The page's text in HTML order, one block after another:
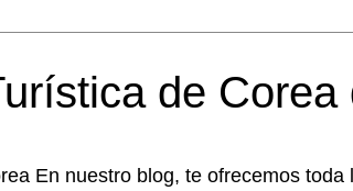
de Corea
En nuestro blog, te ofrecemos